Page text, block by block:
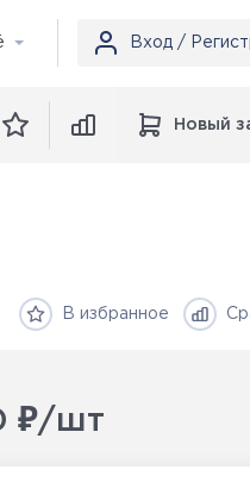
Вход /
Новый
В избранное
₽/шт